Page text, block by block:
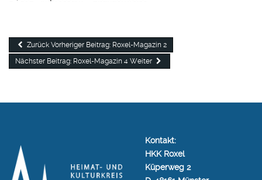
Vorheriger Beitrag: Roxel-Magazin 2
Zurück
Nächster Beitrag: Roxel-Magazin 4 Weiter
Kontakt:
HKK Roxel
Küperweg 2